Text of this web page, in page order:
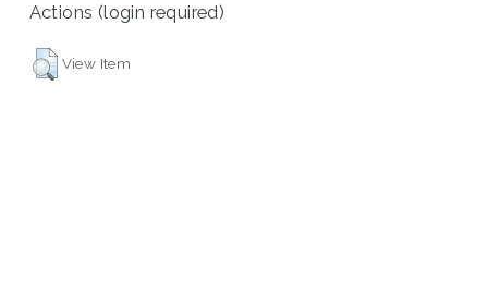
Actions (login required)
View Item